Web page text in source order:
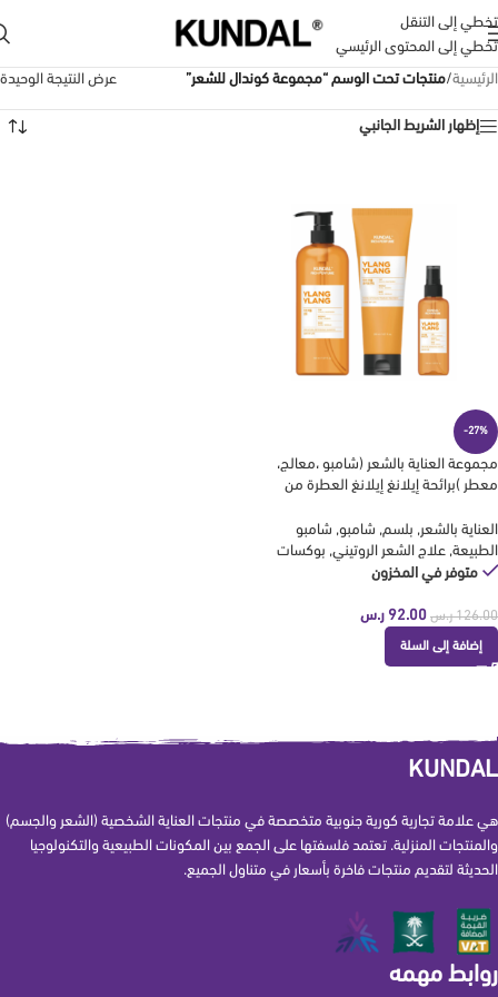
تخطي إلى التنقل
تخطي إلى المحتوى الرئيسي
الرئيسية/منتجات تحت الوسم “مجموعة كوندال للشعر” عرض النتيجة الوحيدة
إظهار الشريط الجانبي
-27%
مجموعة العناية بالشعر (شامبو ،معالج،
معطر )برائحة إيلانغ إيلانغ العطرة من
العناية بالشعر, بلسم, شامبو, شامبو
الطبيعة, علاج الشعر الروتيني, بوكسات
متوفر في المخزون
126.00 ر.س 92.00 ر.س
إضافة إلى السلة
KUNDAL
هي علامة تجارية كورية جنوبية متخصصة في منتجات العناية الشخصية (الشعر والجسم)
والمنتجات المنزلية. تعتمد فلسفتها على الجمع بين المكونات الطبيعية والتكنولوجيا
الحديثة لتقديم منتجات فاخرة بأسعار في متناول الجميع.
روابط مهمه